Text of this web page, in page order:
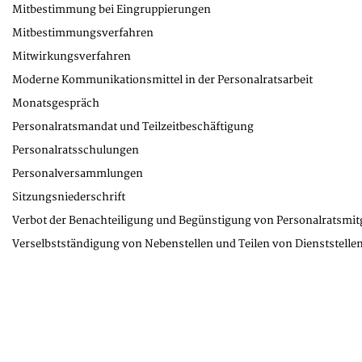
Mitbestimmung bei Eingruppierungen
Mitbestimmungsverfahren
Mitwirkungsverfahren
Moderne Kommunikationsmittel in der Personalratsarbeit
Monatsgespräch
Personalratsmandat und Teilzeitbeschäftigung
Personalratsschulungen
Personalversammlungen
Sitzungsniederschrift
Verbot der Benachteiligung und Begünstigung von
Verselbstständigung von Nebenstellen und Teilen von